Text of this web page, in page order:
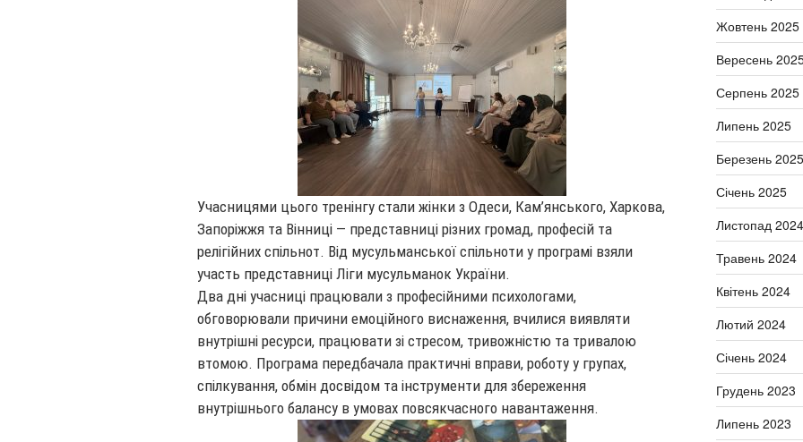
Учасницями цього тренінгу стали жінки з Одеси, Кам’янського, Харкова,
Запоріжжя та Вінниці — представниці різних громад, професій та
релігійних спільнот. Від мусульманської спільноти у програмі взяли
участь представниці Ліги мусульманок України.
Два дні учасниці працювали з професійними психологами,
обговорювали причини емоційного виснаження, вчилися виявляти
внутрішні ресурси, працювати зі стресом, тривожністю та тривалою
втомою. Програма передбачала практичні вправи, роботу у групах,
спілкування, обмін досвідом та інструменти для збереження
внутрішнього балансу в умовах повсякчасного навантаження.
Жовтень 2025
Вересень
Серпень 2025
Липень 2025
Березень 2025
Січень 2025
Листопад 2024
Травень 2024
Квітень 2024
Лютий 2024
Січень 2024
Грудень 2023
Липень 2023